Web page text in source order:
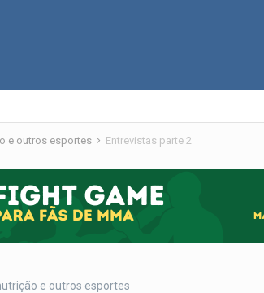
e outros esportes Entrevistas parte 2
e outros esportes